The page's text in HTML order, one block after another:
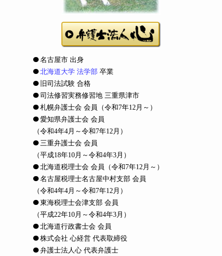
名古屋市 出身
北海道大学 法学部 卒業
旧司法試験 合格
司法修習実務修習地 三重県津市
札幌弁護士会 会員
（令和7年12月～）
愛知県弁護士会 会員
（令和4年4月～令和7年12月）
三重弁護士会 会員
（平成18年10月～令和4年3月）
北海道税理士会 会員
（令和7年12月～）
名古屋税理士名古屋中村支部 会員
（令和4年4月～令和7年12月）
東海税理士会津支部 会員
（平成22年10月～令和4年3月）
北海道行政書士会 会員
株式会社 心経営 代表取締役
弁護士法人心 代表弁護士